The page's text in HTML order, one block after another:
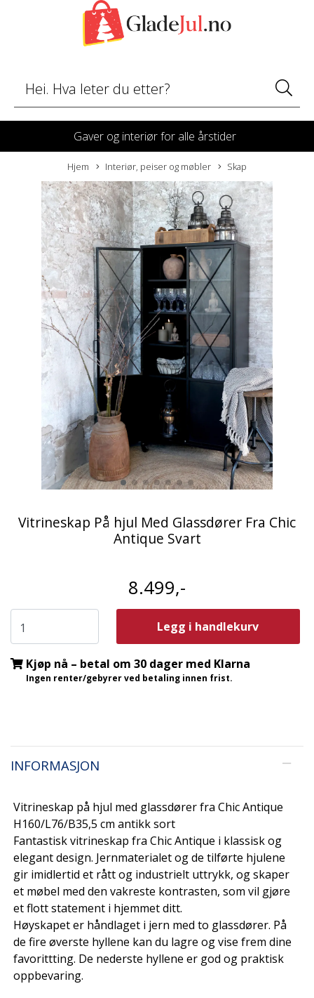
Gaver og interiør for alle årstider
Hjem Interiør, peiser og møbler Skap
Vitrineskap På hjul Med Glassdører Fra Chic
Antique Svart
8.499,-
Legg i handlekurv
Kjøp nå – betal om 30 dager med Klarna
Ingen renter/gebyrer ved betaling innen frist.
INFORMASJON
Vitrineskap på hjul med glassdører fra Chic Antique
H160/L76/B35,5 cm antikk sort
Fantastisk vitrineskap fra Chic Antique i klassisk og
elegant design. Jernmaterialet og de tilførte hjulene
gir imidlertid et rått og industrielt uttrykk, og skaper
et møbel med den vakreste kontrasten, som vil gjøre
et flott statement i hjemmet ditt.
Høyskapet er håndlaget i jern med to glassdører. På
de fire øverste hyllene kan du lagre og vise frem dine
favorittting. De nederste hyllene er god og praktisk
oppbevaring.